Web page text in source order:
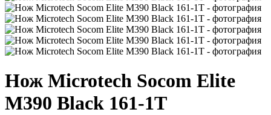
Нож Microtech Socom Elite
M390 Black 161-1T